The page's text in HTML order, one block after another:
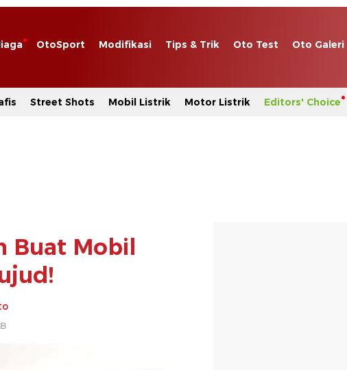
OtoSport Modifikasi Tips & Trik Oto Test Oto Galeri
Street Shots Mobil Listrik Motor Listrik Editors' Choice
Buat Mobil